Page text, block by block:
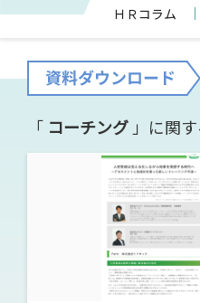
ＨＲコラム
「 コーチング 」に関